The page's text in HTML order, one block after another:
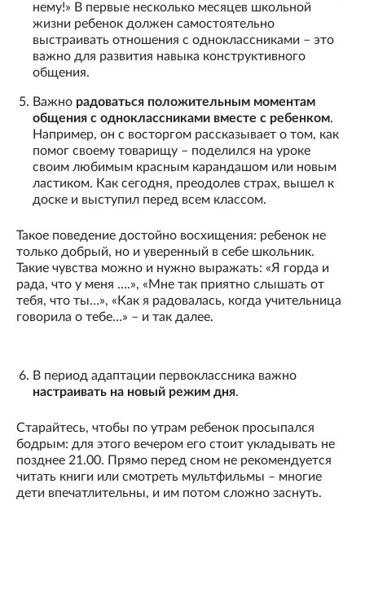
нему!» В первые несколько месяцев школьной
жизни ребенок должен самостоятельно
выстраивать отношения с одноклассниками – это
важно для развития навыка конструктивного
общения.
Важно радоваться положительным моментам
общения с одноклассниками вместе с ребенком.
Например, он с восторгом рассказывает о том, как
помог своему товарищу – поделился на уроке
своим любимым красным карандашом или новым
ластиком. Как сегодня, преодолев страх, вышел к
доске и выступил перед всем классом.
Такое поведение достойно восхищения: ребенок не
только добрый, но и уверенный в себе школьник.
Такие чувства можно и нужно выражать: «Я горда и
рада, что у меня ….», «Мне так приятно слышать от
тебя, что ты…», «Как я радовалась, когда учительница
говорила о тебе…» – и так далее.
В период адаптации первоклассника важно
настраивать на новый режим дня.
Старайтесь, чтобы по утрам ребенок просыпался
бодрым: для этого вечером его стоит укладывать не
позднее 21.00. Прямо перед сном не рекомендуется
читать книги или смотреть мультфильмы – многие
дети впечатлительны, и им потом сложно заснуть.